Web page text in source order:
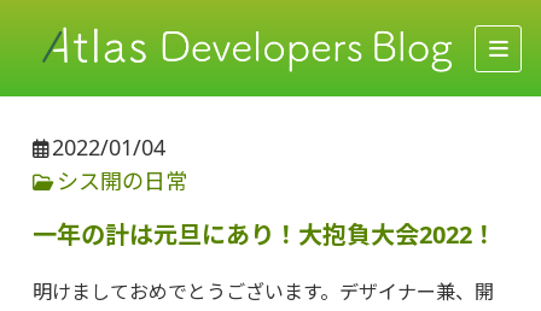
2022/01/04
シス開の日常
一年の計は元旦にあり！大抱負大会2022！
明けましておめでとうございます。デザイナー兼、開